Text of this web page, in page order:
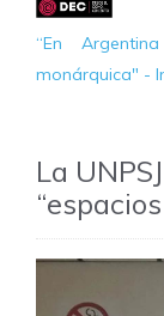
“En
monárquica" -
La